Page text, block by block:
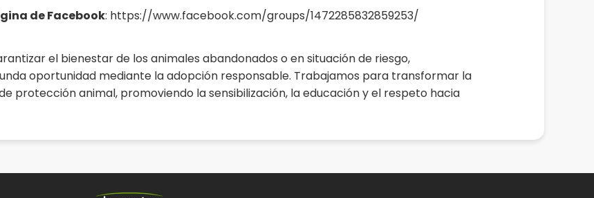
de Facebook: https://www.facebook.com/groups/1472285832859253/
el bienestar de los animales abandonados o en situación de riesgo,
oportunidad mediante la adopción responsable. Trabajamos para transformar la
protección animal, promoviendo la sensibilización, la educación y el respeto hacia